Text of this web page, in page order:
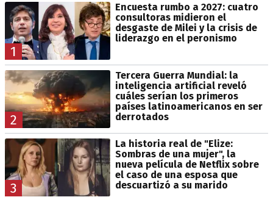
1
Encuesta rumbo a 2027: cuatro
consultoras midieron el
desgaste de Milei y la crisis de
liderazgo en el peronismo
2
Tercera Guerra Mundial: la
inteligencia artificial reveló
cuáles serían los primeros
países latinoamericanos en ser
derrotados
3
La historia real de "Elize:
Sombras de una mujer", la
nueva película de Netflix sobre
el caso de una esposa que
descuartizó a su marido